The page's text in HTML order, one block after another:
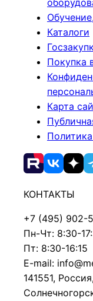
Каталоги
Покупка
Карта
КОНТАКТЫ
+7 (495) 902-
Пн-Чт: 8:30-
Пт: 8:30-16:15
E-mail:
141551,